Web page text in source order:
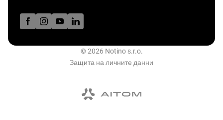
© 2026 Notino s.r.o.
Защита на личните данни